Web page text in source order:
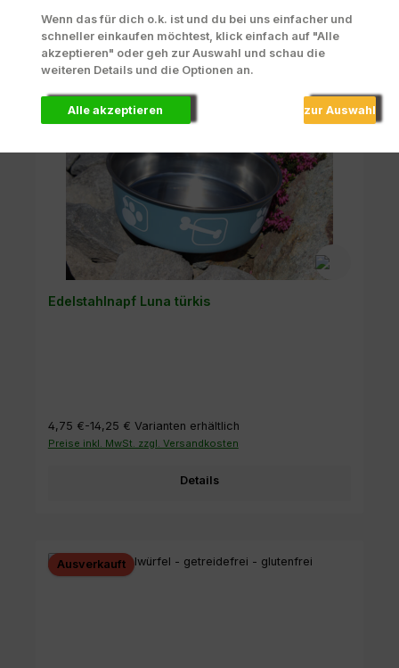
Details
Edelstahlnapf Luna türkis
4,75 €-14,25 € Varianten erhältlich
Preise inkl. MwSt. zzgl. Versandkosten
Details
Ausverkauft
Wenn das für dich o.k. ist und du bei uns einfacher und
schneller einkaufen möchtest, klick einfach auf "Alle
akzeptieren" oder geh zur Auswahl und schau die
weiteren Details und die Optionen an.
Alle akzeptieren zur Auswahl